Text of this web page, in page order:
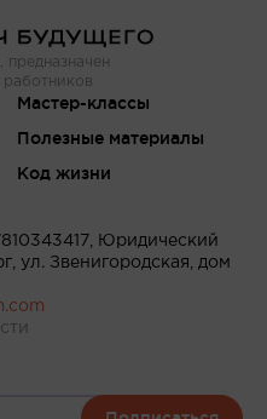
предназначен
Мастер-классы
Полезные материалы
Код жизни
Юридический
ул. Звенигородская, дом